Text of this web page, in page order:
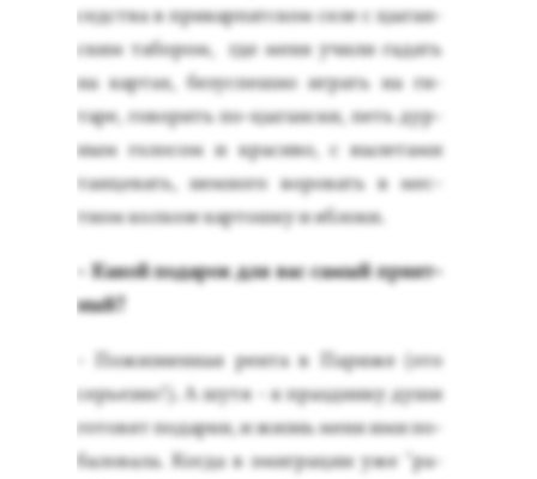
седс­тва в при­кар­пат­ском се­ле с цы­ган­
ским та­бором, где ме­ня учи­ли га­дать
на кар­тах, бе­зус­пешно иг­рать на ги­
таре, го­ворить по-цы­ган­ски, петь дур­
ным го­лосом и кра­сиво, с вы­лета­ми
тан­це­вать, нем­но­го во­ровать в мес­
тном кол­хо­зе кар­тошку и яб­ло­ки.
- Ка­кой по­дарок для вас са­мый при­ят­
ный?
- По­жиз­ненная рен­та в Па­риже (это
серь­ез­но!). А шу­тя - к праз­дни­ку ду­ши
го­товят по­дар­ки, и жизнь ме­ня ими по­
бало­вала. Ког­да в эмиг­ра­ции уже "ра­